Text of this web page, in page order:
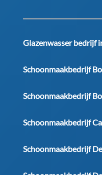
Glazenwasser bedrijf
Schoonmaakbedrijf
Schoonmaakbedrijf
Schoonmaakbedrijf
Schoonmaakbedrijf